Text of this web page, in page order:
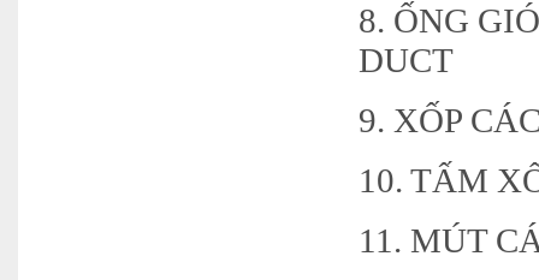
8. ỐNG
DUCT
9. XỐP
10. TẤM
11. MÚT